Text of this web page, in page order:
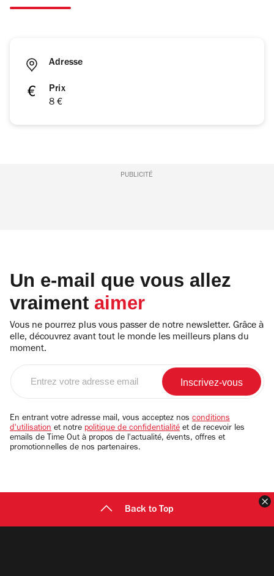
Adresse
Prix
8 €
PUBLICITÉ
Un e-mail que vous allez
vraiment aimer
Vous ne pourrez plus vous passer de notre newsletter. Grâce à
elle, découvrez avant tout le monde les meilleurs plans du
moment.
email
En entrant votre adresse mail, vous acceptez nos conditions
d'utilisation et notre politique de confidentialité et de recevoir les
emails de Time Out à propos de l'actualité, évents, offres et
promotionnelles de nos partenaires.
Back to Top